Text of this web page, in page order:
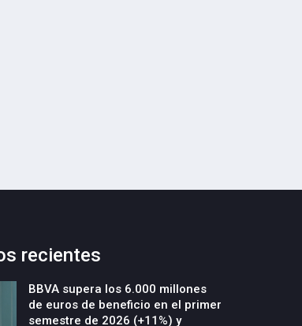
recientes
BBVA supera los 6.000 millones
de euros de beneficio en el primer
semestre de 2026 (+11%) y